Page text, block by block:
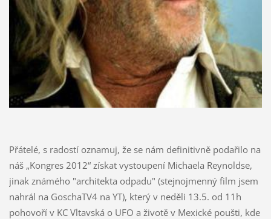
Přátelé, s radostí oznamuj, že se nám definitivně podařilo na
náš „Kongres 2012“ získat vystoupení Michaela Reynoldse,
jinak známého "architekta odpadu" (stejnojmenný film jsem
nahrál na GoschaTV4 na YT), který v neděli 13.5. od 11h
pohovoří v KC Vltavská o UFO a životě v Mexické poušti, kde